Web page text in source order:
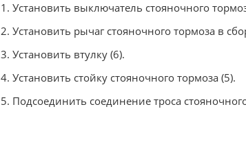
1. Установить выключатель стояночного
2. Установить рычаг стояночного тормоза в
3. Установить втулку (6).
4. Установить стойку стояночного тормоза (5).
5. Подсоединить соединение троса